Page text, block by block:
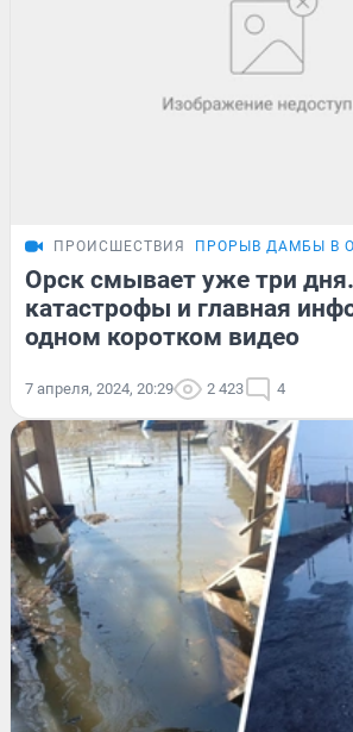
ПРОИСШЕСТВИЯ ПРОРЫВ ДАМБЫ В
Орск смывает уже три
катастрофы и главная
одном коротком видео
7 апреля, 2024, 20:29 2 423 4